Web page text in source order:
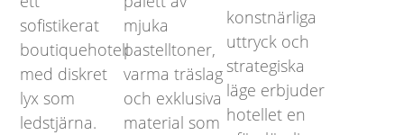
sofistikerat
boutiquehotell
med diskret
lyx som
ledstjärna.
mjuka
pastelltoner,
varma träslag
och exklusiva
material som
konstnärliga
uttryck och
strategiska
läge erbjuder
hotellet en